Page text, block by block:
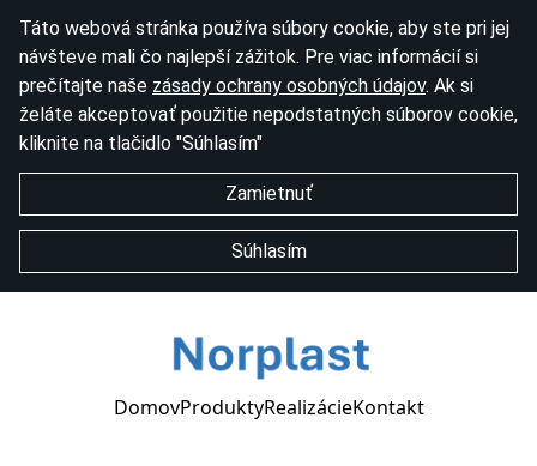
Táto webová stránka používa súbory cookie, aby ste pri jej
návšteve mali čo najlepší zážitok. Pre viac informácií si
prečítajte naše zásady ochrany osobných údajov. Ak si
želáte akceptovať použitie nepodstatných súborov cookie,
kliknite na tlačidlo "Súhlasím"
Zamietnuť
Súhlasím
DomovProduktyRealizácieKontakt